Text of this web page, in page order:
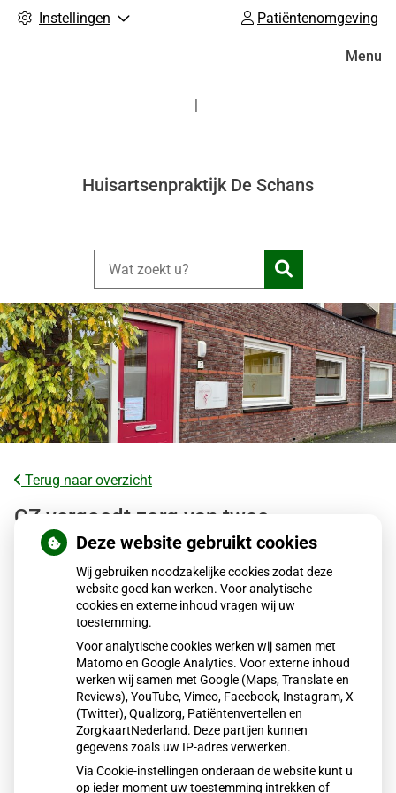
Instellingen Patiëntenomgeving
Huisartsenpraktijk De Schans
Zoeken
Menu
Terug naar overzicht
CZ vergoedt zorg van twee
gespecialiseerde revalidatieartsen niet
meer
Zorgverzekeraar CZ vergoedt sinds 2026 geen zorg meer
van twee gespecialiseerde solo-revalidatieartsen voor
bindweefselziekten. Honderden patiënten zijn hierdoor
gedupeerd. Volgens patiëntenorganisaties is passende
alternatieve zorg niet beschikbaar. Zij roepen op meldingen
te doen bij de Nederlandse Zorgautoriteit.
Lees het hele artikel op: Nationale zorggids
Deze website gebruikt cookies
Wij gebruiken noodzakelijke cookies zodat deze
website goed kan werken. Voor analytische
cookies en externe inhoud vragen wij uw
toestemming.
Voor analytische cookies werken wij samen met
Matomo en Google Analytics. Voor externe inhoud
werken wij samen met Google (Maps, Translate en
Reviews), YouTube, Vimeo, Facebook, Instagram, X
(Twitter), Qualizorg, Patiëntenvertellen en
ZorgkaartNederland. Deze partijen kunnen
gegevens zoals uw IP-adres verwerken.
Via Cookie-instellingen onderaan de website kunt u
op ieder moment uw toestemming intrekken of